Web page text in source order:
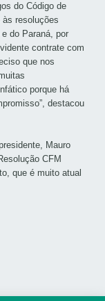
do Código de
resoluções
do Paraná, por
contrate com
que nos
porque há
destacou
Mauro
CFM
que é muito atual